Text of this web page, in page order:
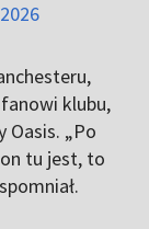
klubu,
Oasis. „Po
tu jest, to